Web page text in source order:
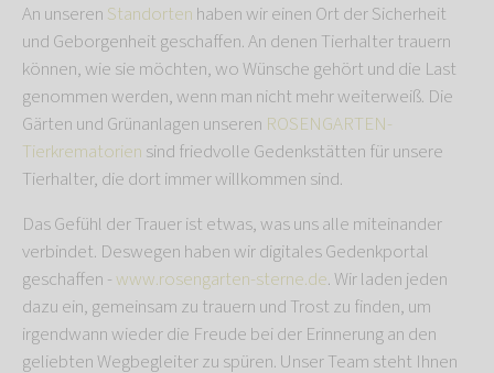
An unseren Standorten haben wir einen Ort der Sicherheit
und Geborgenheit geschaffen. An denen Tierhalter trauern
können, wie sie möchten, wo Wünsche gehört und die Last
genommen werden, wenn man nicht mehr weiterweiß. Die
Gärten und Grünanlagen unseren ROSENGARTEN-
Tierkrematorien sind friedvolle Gedenkstätten für unsere
Tierhalter, die dort immer willkommen sind.
Das Gefühl der Trauer ist etwas, was uns alle miteinander
verbindet. Deswegen haben wir digitales Gedenkportal
geschaffen -www.rosengarten-sterne.de. Wir laden jeden
dazu ein, gemeinsam zu trauern und Trost zu finden, um
irgendwann wieder die Freude bei der Erinnerung an den
geliebten Wegbegleiter zu spüren. Unser Team steht Ihnen